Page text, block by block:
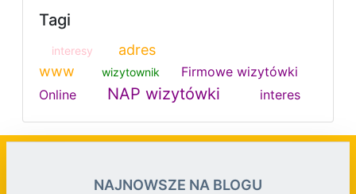
Tagi
interesy
adres
www
wizytownik
Firmowe wizytówki
Online
NAP wizytówki interes
NAJNOWSZE NA BLOGU